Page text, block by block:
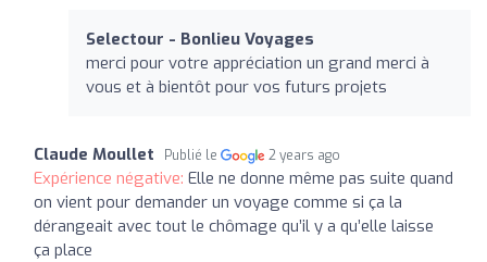
Selectour - Bonlieu Voyages
merci pour votre appréciation un grand merci à
vous et à bientôt pour vos futurs projets
Claude Moullet Publié le 2 years ago
Expérience négative: Elle ne donne même pas suite quand
on vient pour demander un voyage comme si ça la
dérangeait avec tout le chômage qu’il y a qu’elle laisse
ça place